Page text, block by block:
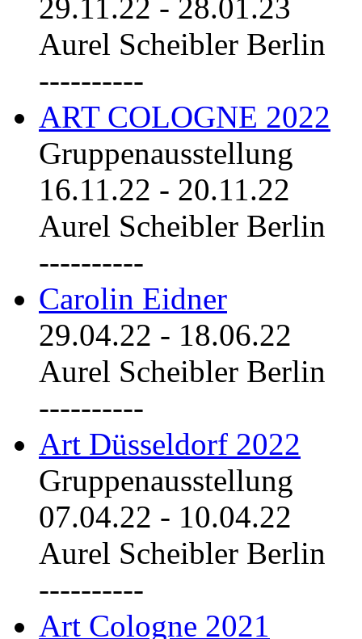
29.11.22 - 28.01.23
Aurel Scheibler Berlin
----------
ART COLOGNE 2022
Gruppenausstellung
16.11.22 - 20.11.22
Aurel Scheibler Berlin
----------
Carolin Eidner
29.04.22 - 18.06.22
Aurel Scheibler Berlin
----------
Art Düsseldorf 2022
Gruppenausstellung
07.04.22 - 10.04.22
Aurel Scheibler Berlin
----------
Art Cologne 2021